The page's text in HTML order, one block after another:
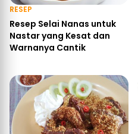
RESEP
Resep Selai Nanas untuk
Nastar yang Kesat dan
Warnanya Cantik